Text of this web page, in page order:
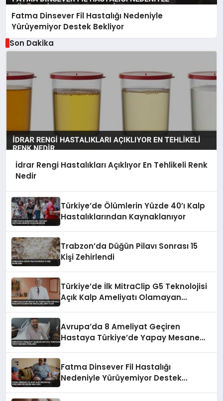
Fatma Dinsever Fil Hastalığı Nedeniyle
Yürüyemiyor Destek Bekliyor
Son Dakika
İdrar Rengi Hastalıkları Açıklıyor En Tehlikeli Renk
Nedir
Türkiye’de Ölümlerin Yüzde 40’ı Kalp
Hastalıklarından Kaynaklanıyor
Trabzon’da Düğün Pilavı Sonrası 15
Kişi Zehirlendi
Türkiye’de İlk MitraClip G5 Teknolojisi
Açık Kalp Ameliyatı Olamayan
Avrupa’da 8 Ameliyat Geçiren
Hastaya Türkiye’de Yapay Mesane
Fatma Dinsever Fil Hastalığı
Nedeniyle Yürüyemiyor Destek